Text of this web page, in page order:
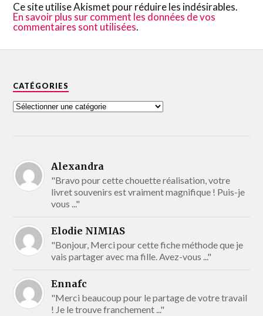
Ce site utilise Akismet pour réduire les indésirables.
En savoir plus sur comment les données de vos
commentaires sont utilisées.
CATÉGORIES
Alexandra
"Bravo pour cette chouette réalisation, votre
livret souvenirs est vraiment magnifique ! Puis-je
vous ..."
Elodie NIMIAS
"Bonjour, Merci pour cette fiche méthode que je
vais partager avec ma fille. Avez-vous ..."
Ennafc
"Merci beaucoup pour le partage de votre travail
! Je le trouve franchement ..."